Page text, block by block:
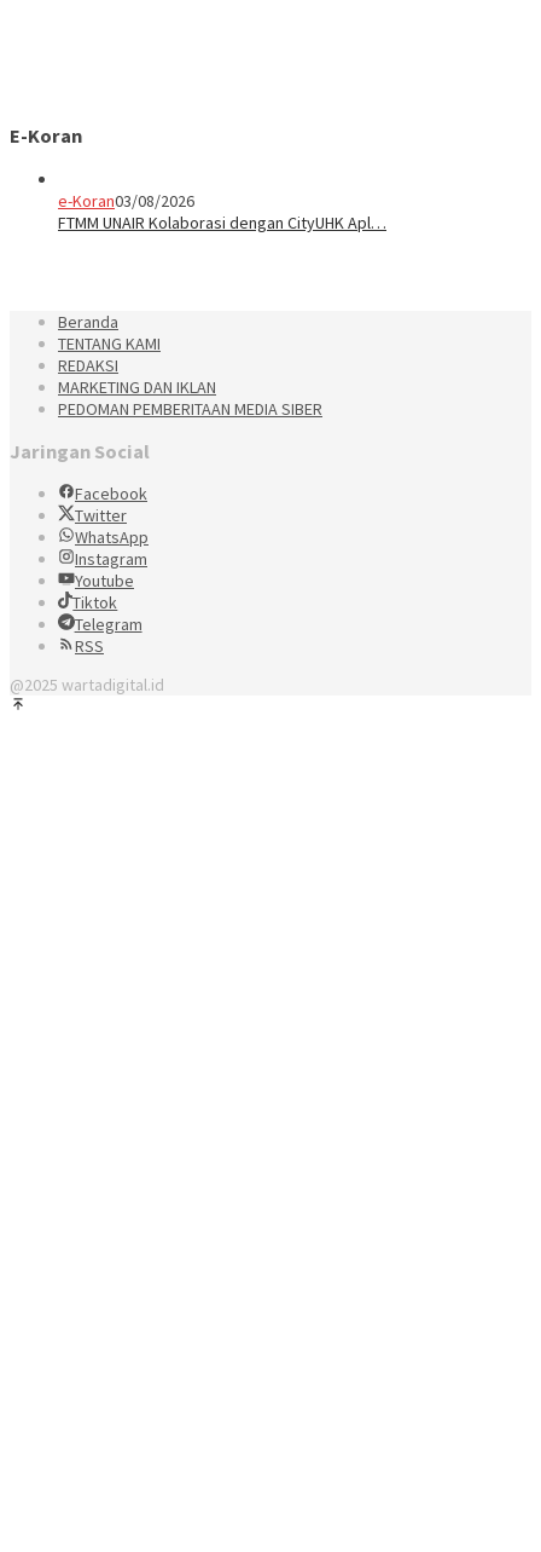
E-Koran
e-Koran03/08/2026
FTMM UNAIR Kolaborasi dengan CityUHK Apl…
Beranda
TENTANG KAMI
REDAKSI
MARKETING DAN IKLAN
PEDOMAN PEMBERITAAN MEDIA SIBER
Jaringan Social
Facebook
Twitter
WhatsApp
Instagram
Youtube
Tiktok
Telegram
RSS
@2025 wartadigital.id